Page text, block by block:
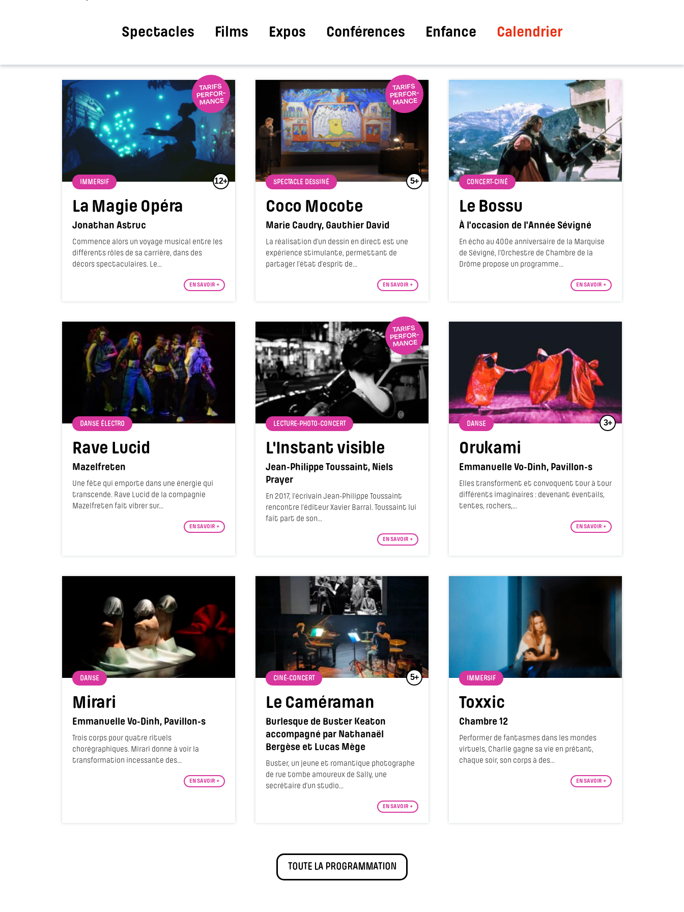
Spectacles Films Expos Conférences Enfance Calendrier
12+
IMMERSIF
La Magie Opéra
Jonathan Astruc
Commence alors un voyage musical entre les
différents rôles de sa carrière, dans des
décors spectaculaires. Le...
EN SAVOIR +
5+
SPECTACLE DESSINÉ
Coco Mocote
Marie Caudry, Gauthier David
La réalisation d'un dessin en direct est une
expérience stimulante, permettant de
partager l’état d’esprit de...
EN SAVOIR +
CONCERT-CINÉ
Le Bossu
À l'occasion de l'Année Sévigné
En écho au 400e anniversaire de la Marquise
de Sévigné, l'Orchestre de Chambre de la
Drôme propose un programme...
EN SAVOIR +
DANSE ÉLECTRO
Rave Lucid
Mazelfreten
Une fête qui emporte dans une énergie qui
transcende. Rave Lucid de la compagnie
Mazelfreten fait vibrer sur...
EN SAVOIR +
LECTURE-PHOTO-CONCERT
L'Instant visible
Jean-Philippe Toussaint, Niels
Prayer
En 2017, l’écrivain Jean-Philippe Toussaint
rencontre l’éditeur Xavier Barral. Toussaint lui
fait part de son...
EN SAVOIR +
3+
DANSE
Orukami
Emmanuelle Vo-Dinh, Pavillon-s
Elles transforment et convoquent tour à tour
différents imaginaires : devenant éventails,
tentes, rochers,...
EN SAVOIR +
DANSE
Mirari
Emmanuelle Vo-Dinh, Pavillon-s
Trois corps pour quatre rituels
chorégraphiques. Mirari donne à voir la
transformation incessante des...
EN SAVOIR +
5+
CINÉ-CONCERT
Le Caméraman
Burlesque de Buster Keaton
accompagné par Nathanaël
Bergèse et Lucas Mège
Buster, un jeune et romantique photographe
de rue tombe amoureux de Sally, une
secrétaire d’un studio...
EN SAVOIR +
IMMERSIF
Toxxic
Chambre 12
Performer de fantasmes dans les mondes
virtuels, Charlie gagne sa vie en prêtant,
chaque soir, son corps à des...
EN SAVOIR +
TOUTE LA PROGRAMMATION